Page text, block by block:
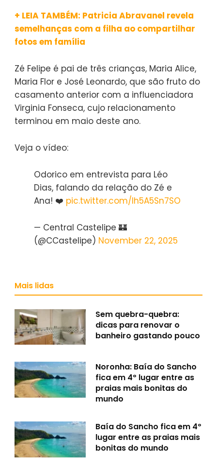
+ LEIA TAMBÉM: Patricia Abravanel revela
semelhanças com a filha ao compartilhar
fotos em família
Zé Felipe é pai de três crianças, Maria Alice,
Maria Flor e José Leonardo, que são fruto do
casamento anterior com a influenciadora
Virginia Fonseca, cujo relacionamento
terminou em maio deste ano.
Veja o vídeo:
Odorico em entrevista para Léo
Dias, falando da relação do Zé e
Ana! ❤️ pic.twitter.com/Ih5A5Sn7SO
— Central Castelipe 🏰
(@CCastelipe) November 22, 2025
Mais lidas
Sem quebra-quebra:
dicas para renovar o
banheiro gastando pouco
Noronha: Baía do Sancho
fica em 4º lugar entre as
praias mais bonitas do
mundo
Baía do Sancho fica em 4º
lugar entre as praias mais
bonitas do mundo